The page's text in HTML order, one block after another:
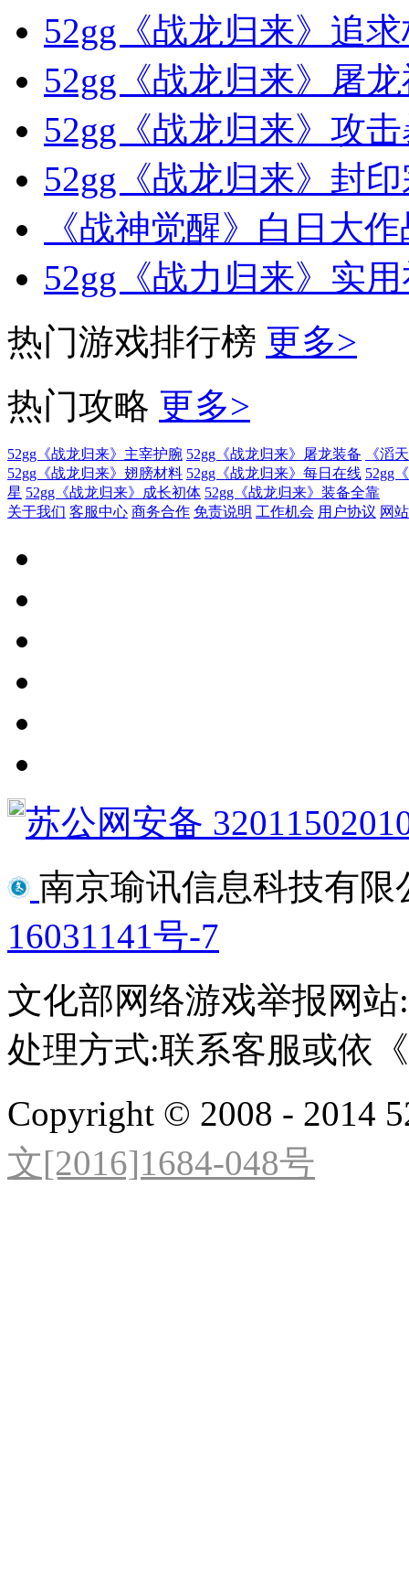
52gg《战龙归来》追
52gg《战龙归来》屠
52gg《战龙归来》攻
52gg《战龙归来》封
《战神觉醒》白日大
52gg《战力归来》实
热门游戏排行榜 更多>
热门攻略 更多>
52gg《战龙归来》主宰护腕 52gg《战龙归来》屠龙装备
《滔
52gg《战龙归来》翅膀材料 52gg《战龙归来》每日在线 52gg
星 52gg《战龙归来》成长初体 52gg《战龙归来》装备全靠
关于我们 客服中心 商务合作 免责说明 工作机会 用户协议 网
苏公网安备
南京瑜讯信息科技有限
16031141号-7
文化部网络游戏举报网站
处理方式:联系客服或依
Copyright © 2008 - 2014
文[2016]1684-048号